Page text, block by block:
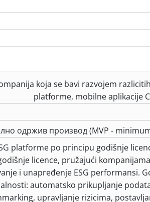
koja se bavi razvojem
platforme, mobilne aplikacije
одржив производ (MVP -
platforme po principu godišnje
licence, pružajući
i unapređenje ESG performansi.
automatsko prikupljanje
upravljanje rizicima,